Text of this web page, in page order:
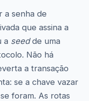
a senha de
que assina a
a seedde uma
Não há
a transação
se a chave vazar
foram. As rotas